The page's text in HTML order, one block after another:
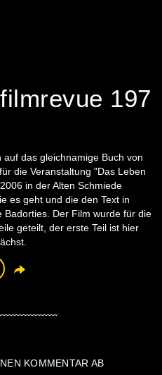
197
das gleichnamige Buch von
die Veranstaltung "Das Leben
in der Alten Schmiede
es geht und die den Text in
Der Film wurde für die
geteilt, der erste Teil ist hier
KOMMENTAR AB